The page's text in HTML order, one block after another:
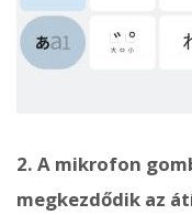
2. A mikrofon
megkezdődik az